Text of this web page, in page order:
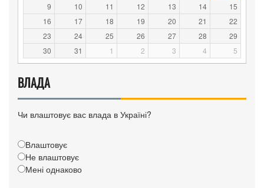
9 10 11 12 13 14
15
16
17 18 19 20 21
22
23
24 25 26 27 28
29
30
31 1 2 3 4 5
ВЛАДА
Чи влаштовує вас влада в Україні?
Влаштовує
Не влаштовує
Мені однаково